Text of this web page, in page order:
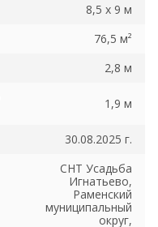
8,5 x 9 м
76,5 м²
2,8 м
1,9 м
30.08.2025 г.
СНТ Усадьба
Игнатьево,
Раменский
муниципальный
округ,